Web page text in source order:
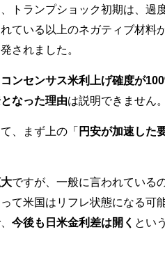
トランプショック初期は、過
ている以上のネガティブ材料
されました。
コンセンサス米利上げ確度が
なった理由は説明できません。
、まず上の「 円安が加速した
ですが、一般に言われている
て米国はリフレ状態になる可
今後も日米金利差は開く とい